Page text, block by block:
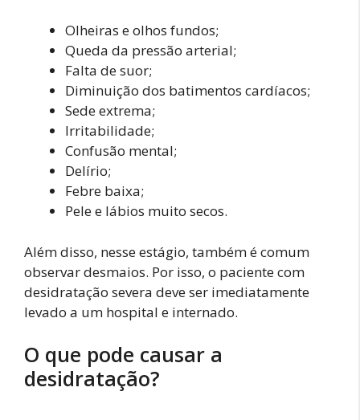
Olheiras e olhos fundos;
Queda da pressão arterial;
Falta de suor;
Diminuição dos batimentos cardíacos;
Sede extrema;
Irritabilidade;
Confusão mental;
Delírio;
Febre baixa;
Pele e lábios muito secos.
Além disso, nesse estágio, também é comum
observar desmaios. Por isso, o paciente com
desidratação severa deve ser imediatamente
levado a um hospital e internado.
O que pode causar a
desidratação?